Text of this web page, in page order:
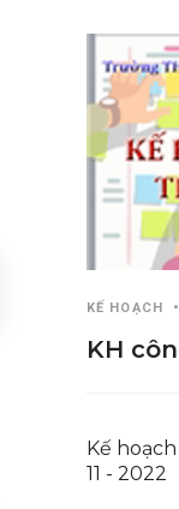
KẾ HOẠCH •
KH
Kế
11 - 2022